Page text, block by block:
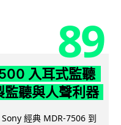
89
入耳式監聽
監聽與人聲利器
經典 MDR-7506 到